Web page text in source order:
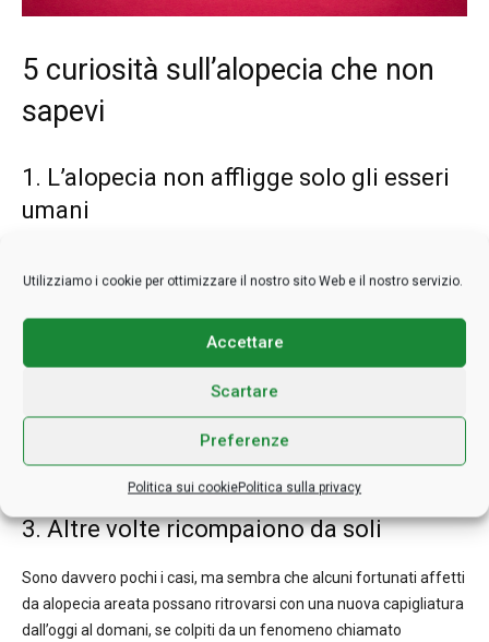
Utilizziamo i cookie per ottimizzare il nostro sito Web e il nostro servizio.
Accettare
Scartare
Preferenze
Politica sui cookiePolitica sulla privacy
5 curiosità sull’alopecia che non
sapevi
1. L’alopecia non affligge solo gli esseri
umani
e anche cavalli soffrono di alopecia.
2. A volte cadono proprio
C’è una malattia chiamata alopecia universalis che fa cadere
ogni singolo pelo presente sull’organismo di chi ne è affetto. La
buona notizia è che colpisce fortunatamente soltanto l’1% di
coloro che sono affetti da alopecia.
3. Altre volte ricompaiono da soli
Sono davvero pochi i casi, ma sembra che alcuni fortunati affetti
da alopecia areata possano ritrovarsi con una nuova capigliatura
dall’oggi al domani, se colpiti da un fenomeno chiamato